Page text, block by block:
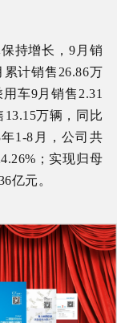
持增长，9月销
累计销售26.86万
车9月销售2.31
万辆，同比
1-8月，公司共
；实现归母
亿元。